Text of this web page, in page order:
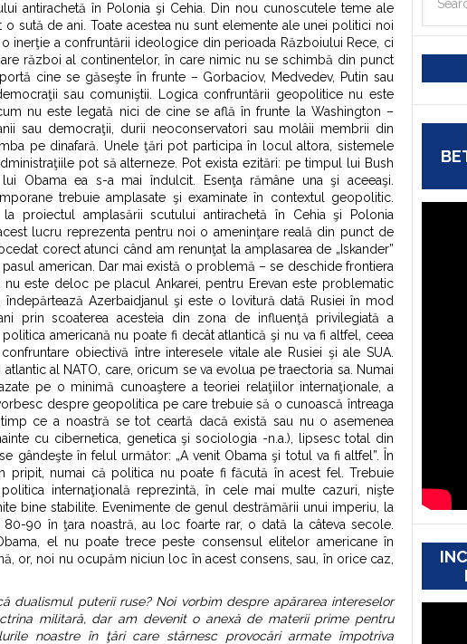
antirachetă în Polonia şi Cehia. Din nou cunoscutele teme ale
o sută de ani. Toate acestea nu sunt elemente ale unei politici noi
o inerţie a confruntării ideologice din perioada Războiului Rece, ci
război al continentelor, în care nimic nu se schimbă din punct
cine se găseşte în frunte – Gorbaciov, Medvedev, Putin sau
sau comuniştii. Logica confruntării geopolitice nu este
nu este legată nici de cine se află în frunte la Washington –
sau democraţii, durii neoconservatori sau molâii membrii din
pe dinafară. Unele ţări pot participa în locul altora, sistemele
pot să alterneze. Pot exista ezitări: pe timpul lui Bush
Obama ea s-a mai îndulcit. Esenţa rămâne una şi aceeaşi.
trebuie amplasate şi examinate în contextul geopolitic.
proiectul amplasării scutului antirachetă în Cehia şi Polonia
lucru reprezenta pentru noi o ameninţare reală din punct de
corect atunci când am renunţat la amplasarea de „Iskander”
pasul american. Dar mai există o problemă – se deschide frontiera
nu este deloc pe placul Ankarei, pentru Erevan este problematic
Azerbaidjanul şi este o lovitură dată Rusiei în mod
prin scoaterea acesteia din zona de influenţă privilegiată a
americană nu poate fi decât atlantică şi nu va fi altfel, ceea
obiectivă între interesele vitale ale Rusiei şi ale SUA.
al NATO, care, oricum se va evolua pe traectoria sa. Numai
pe o minimă cunoaştere a teoriei relaţiilor internaţionale, a
despre geopolitica pe care trebuie să o cunoască întreaga
ce a noastră se tot ceartă dacă există sau nu o asemenea
cu cibernetica, genetica şi sociologia -n.a.), lipsesc total din
gândeşte în felul următor: „A venit Obama şi totul va fi altfel”. În
pripit, numai că politica nu poate fi făcută în acest fel. Trebuie
internaţională reprezintă, în cele mai multe cazuri, nişte
bine stabilite. Evenimente de genul destrămării unui imperiu, la
90 în ţara noastră, au loc foarte rar, o dată la câteva secole.
el nu poate trece peste consensul elitelor americane în
or, noi nu ocupăm niciun loc în acest consens, sau, în orice caz,
dualismul puterii ruse? Noi vorbim despre apărarea intereselor
militară, dar am devenit o anexă de materii prime pentru
noastre în ţări care stârnesc provocări armate împotriva